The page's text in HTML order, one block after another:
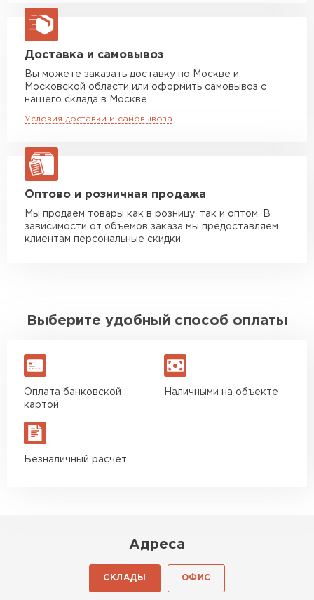
Машина до 20 тн до 80 м3
макс. длина груза 13,5 м
Манипулятор до 5 тн
Манипулятор до 10 тн
макс. длина груза 8 м
макс. длина груза 13,5 м
ЗАКАЗАТЬ С ДОСТАВКОЙ
Доставка и самовывоз
Вы можете заказать доставку по Москве и
Московской области или оформить самовывоз с
нашего склада в Москве
Условия доставки и самовывоза
Оптово и розничная продажа
Мы продаем товары как в розницу, так и оптом. В
зависимости от объемов заказа мы предоставляем
клиентам персональные скидки
Выберите удобный способ оплаты
Оплата банковской
картой
Наличными на объекте
Безналичный расчёт
Адреса
СКЛАДЫ ОФИС